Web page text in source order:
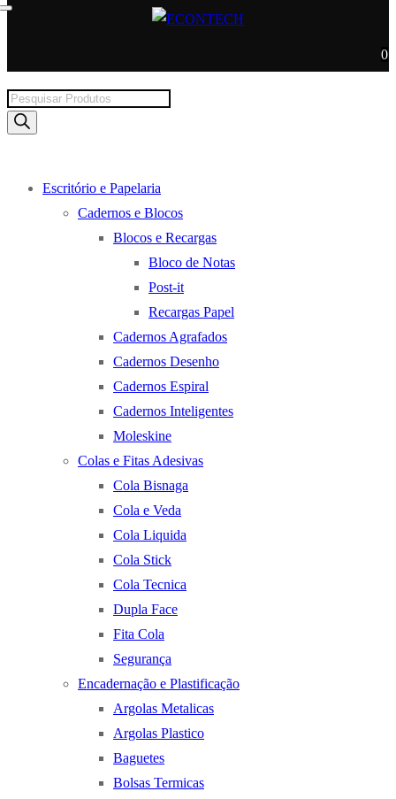
0
Products
search
Escritório e Papelaria
Cadernos e Blocos
Blocos e Recargas
Bloco de Notas
Post-it
Recargas Papel
Cadernos Agrafados
Cadernos Desenho
Cadernos Espiral
Cadernos Inteligentes
Moleskine
Colas e Fitas Adesivas
Cola Bisnaga
Cola e Veda
Cola Liquida
Cola Stick
Cola Tecnica
Dupla Face
Fita Cola
Segurança
Encadernação e Plastificação
Argolas Metalicas
Argolas Plastico
Baguetes
Bolsas Termicas